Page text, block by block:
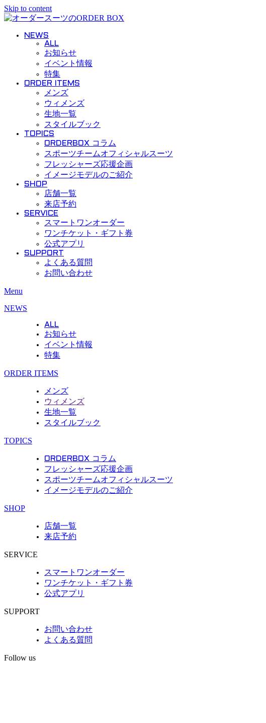
Skip to content
NEWS
ALL
お知らせ
イベント情報
特集
ORDER ITEMS
メンズ
ウィメンズ
生地一覧
スタイルブック
TOPICS
ORDERBOX コラム
スポーツチームオフィシャルスーツ
フレッシャーズ応援企画
イメージモデルのご紹介
SHOP
店舗一覧
来店予約
SERVICE
スマートワンオーダー
ワンチケット・ギフト券
公式アプリ
SUPPORT
よくある質問
お問い合わせ
Menu
NEWS
ALL
お知らせ
イベント情報
特集
ORDER ITEMS
メンズ
ウィメンズ
生地一覧
スタイルブック
TOPICS
ORDERBOX コラム
フレッシャーズ応援企画
スポーツチームオフィシャルスーツ
イメージモデルのご紹介
SHOP
店舗一覧
来店予約
SERVICE
スマートワンオーダー
ワンチケット・ギフト券
公式アプリ
SUPPORT
お問い合わせ
よくある質問
Follow us